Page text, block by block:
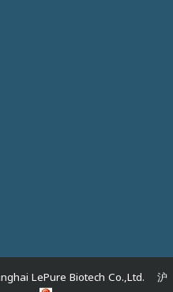
LePure Biotech Co.,Ltd. 沪